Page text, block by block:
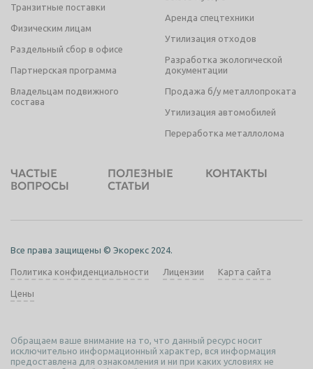
Транзитные поставки
Физическим лицам
Раздельный сбор в офисе
Партнерская программа
Владельцам подвижного
состава
Аренда спецтехники
Утилизация отходов
Разработка экологической
документации
Продажа б/у металлопроката
Утилизация автомобилей
Переработка металлолома
ЧАСТЫЕ
ВОПРОСЫ
ПОЛЕЗНЫЕ
СТАТЬИ
КОНТАКТЫ
Все права защищены © Экорекс 2024.
Политика конфиденциальности Лицензии Карта сайта
Цены
Обращаем ваше внимание на то, что данный ресурс носит
исключительно информационный характер, вся информация
предоставлена для ознакомления и ни при каких условиях не